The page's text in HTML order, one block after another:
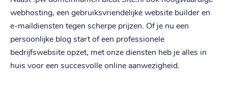
webhosting, een gebruiksvriendelijke website builder en
e-maildiensten tegen scherpe prijzen. Of je nu een
persoonlijke blog start of een professionele
bedrijfswebsite opzet, met onze diensten heb je alles in
huis voor een succesvolle online aanwezigheid.